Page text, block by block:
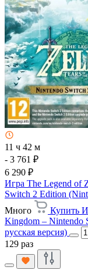
11 ч 42 м
- 3 761 ₽
6 290 ₽
Игра The Legend of
Switch 2 Edition
Много
Купить
Kingdom – Nintendo
русская версия)
129 раз